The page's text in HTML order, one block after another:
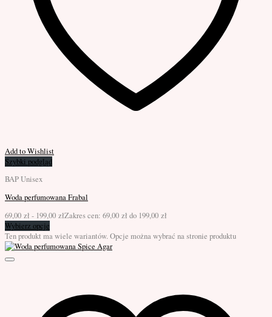
Add to Wishlist
Szybki podgląd
BAP Unisex
Woda perfumowana Frabal
69,00 zł - 199,00 złZakres cen: 69,00 zł do 199,00 zł
Wybierz opcje
Ten produkt ma wiele wariantów. Opcje można wybrać na stronie produktu